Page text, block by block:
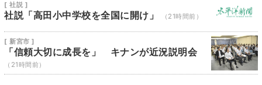
[ 社説 ]
社説「高田小中学校を全国に開け」 （21時間前）
[ 新宮市 ]
「信頼大切に成長を」 キナンが近況説明会
（21時間前）